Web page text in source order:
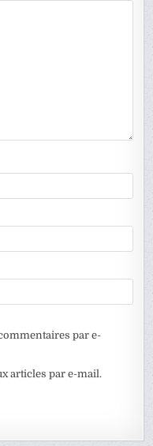
par e-
articles par e-mail.